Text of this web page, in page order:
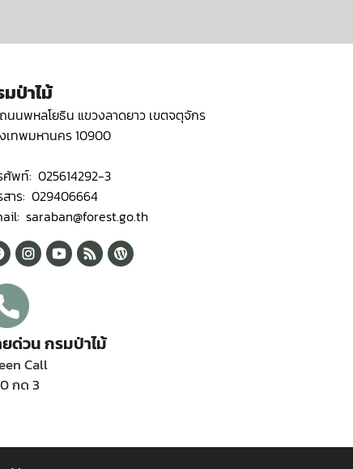
ป่าไม้
นนพหลโยธิน แขวงลาดยาว เขตจตุจักร
เทพมหานคร 10900
ศัพท์: 025614292-3
สาร: 029406664
saraban@forest.go.th
ด่วน กรมป่าไม้
Call
กด 3